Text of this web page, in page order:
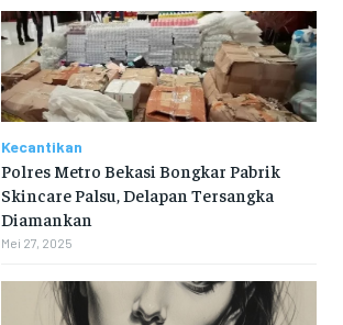
Kecantikan
Polres Metro Bekasi Bongkar Pabrik
Skincare Palsu, Delapan Tersangka
Diamankan
Mei 27, 2025